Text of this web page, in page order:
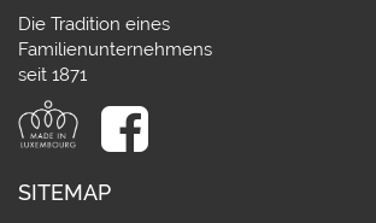
Die Tradition eines
Familienunternehmens
seit 1871
SITEMAP